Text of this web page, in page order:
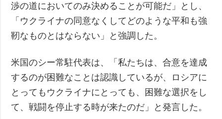
渉の道においてのみ決めることが可能だ」とし、
「ウクライナの同意なくしてどのような平和も強
靭なものとはならない」と強調した。
米国のシー常駐代表は、「私たちは、合意を達成
するのが困難なことは認識しているが、ロシアに
とってもウクライナにとっても、困難な選択をし
て、戦闘を停止する時が来たのだ」と発言した。